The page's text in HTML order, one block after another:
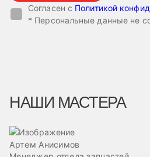
Согласен с Политикой
* Персональные данные не
НАШИ МАСТЕРА
Артем Анисимов